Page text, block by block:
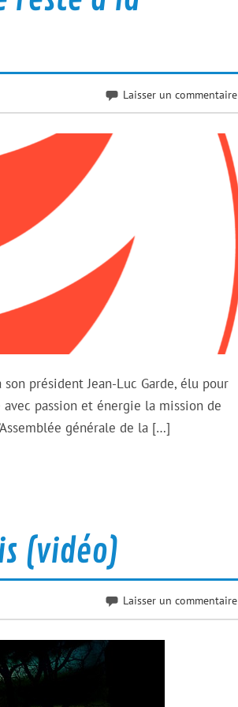
Laisser un commentaire
président Jean-Luc Garde, élu pour
passion et énergie la mission de
générale de la […]
(vidéo)
Laisser un commentaire